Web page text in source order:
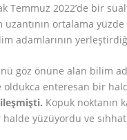
Temmuz 2022’de bir
uzantının ortalama
adamlarının
göz önüne alan bilim
enteresan bir
Kopuk noktanın
halde yüzüyordu ve